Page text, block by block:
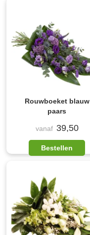
Rouwboeket blauw
paars
vanaf 39,50
Bestellen